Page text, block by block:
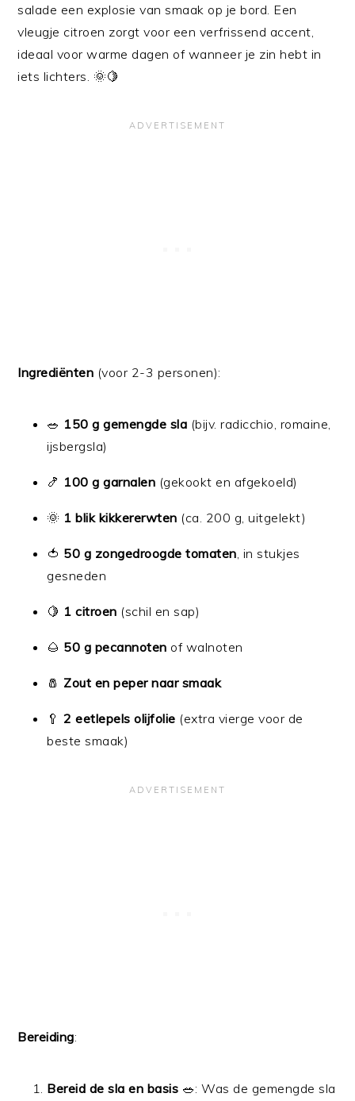
salade een explosie van smaak op je bord. Een
vleugje citroen zorgt voor een verfrissend accent,
ideaal voor warme dagen of wanneer je zin hebt in
iets lichters. 🌞🍋
Ingrediënten (voor 2-3 personen):
🥗 150 g gemengde sla (bijv. radicchio, romaine,
ijsbergsla)
🍤 100 g garnalen (gekookt en afgekoeld)
🌞 1 blik kikkererwten (ca. 200 g, uitgelekt)
🍅 50 g zongedroogde tomaten , in stukjes
gesneden
🍋 1 citroen (schil en sap)
🌰 50 g pecannoten of walnoten
🧂 Zout en peper naar smaak
🥄2 eetlepels olijfolie (extra vierge voor de
beste smaak)
Bereiding:
Bereid de sla en basis 🥗: Was de gemengde sla